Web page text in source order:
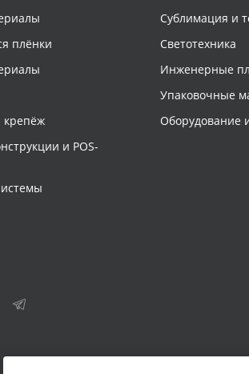
плёнки
крепёж
и POS-
Сублимация и
Светотехника
Инженерные
Упаковочные
Оборудование